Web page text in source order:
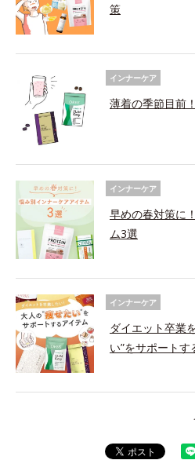
策
インナーケア
薄着の季節目前
インナーケア
早めの春対策に
ム3選
インナーケア
ダイエット卒業
い”をサポート